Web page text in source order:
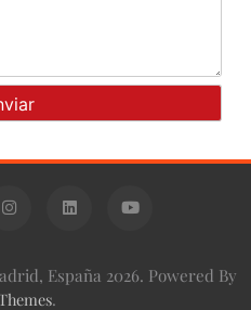
España 2026. Powered By
.